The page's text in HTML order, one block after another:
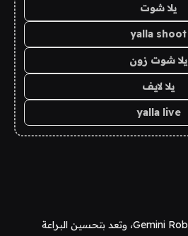
يلا شوت
yalla shoot
يلا شوت زون
يلا لايف
yalla live
جوجل تكشف عن Gemini Robotics 2.0، وتعد بتحسين البراعة